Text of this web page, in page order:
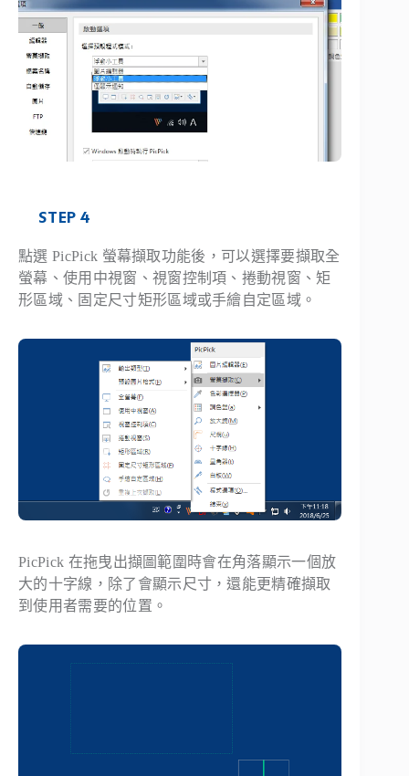
STEP 4
點選 PicPick 螢幕擷取功能後，可以選擇要擷取全
螢幕、使用中視窗、視窗控制項、捲動視窗、矩
形區域、固定尺寸矩形區域或手繪自定區域。
PicPick 在拖曳出擷圖範圍時會在角落顯示一個放
大的十字線，除了會顯示尺寸，還能更精確擷取
到使用者需要的位置。